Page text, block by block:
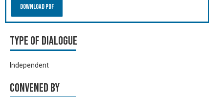
Download PDF
Type of Dialogue
Independent
Convened by